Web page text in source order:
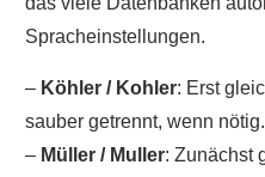
Spracheinstellungen.
– Köhler / Kohler: Erst
sauber getrennt, wenn nötig.
– Müller / Muller: Zunächst